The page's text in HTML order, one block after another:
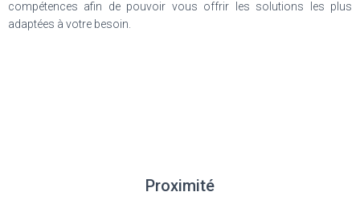
compétences afin de pouvoir vous offrir les solutions les plus
adaptées à votre besoin.
Proximité